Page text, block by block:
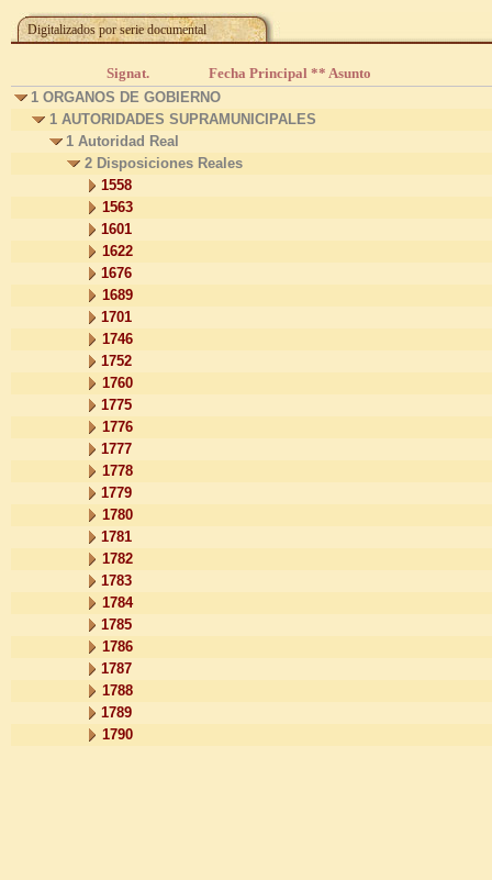
Digitalizados por serie documental
Signat.
Fecha Principal ** Asunto
1 ORGANOS DE GOBIERNO
1 AUTORIDADES SUPRAMUNICIPALES
1 Autoridad Real
2 Disposiciones Reales
1558
1563
1601
1622
1676
1689
1701
1746
1752
1760
1775
1776
1777
1778
1779
1780
1781
1782
1783
1784
1785
1786
1787
1788
1789
1790